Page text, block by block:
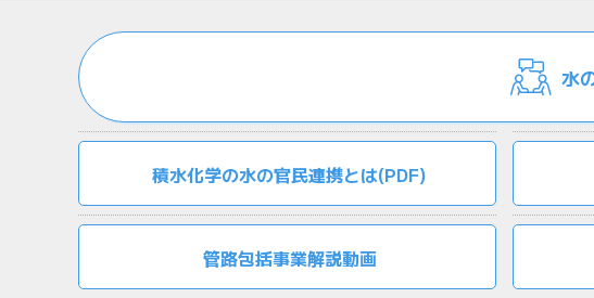
水
積水化学の水の官民連携とは(PDF)
管路包括事業解説動画